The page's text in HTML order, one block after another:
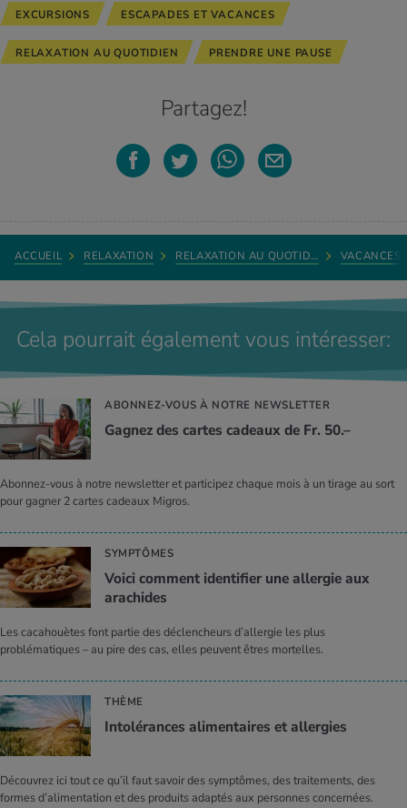
EXCURSIONS ESCAPADES ET VACANCES
RELAXATION AU QUOTIDIEN PRENDRE UNE PAUSE
Partagez!
ACCUEIL RELAXATION RELAXATION AU QUOTID… VACANCES
Cela pourrait également vous intéresser:
ABONNEZ-VOUS À NOTRE NEWSLETTER
Gagnez des cartes cadeaux de Fr. 50.–
Abonnez-vous à notre newsletter et participez chaque mois à un tirage au sort
pour gagner 2 cartes cadeaux Migros.
SYMPTÔMES
Voici comment identifier une allergie aux
arachides
Les cacahouètes font partie des déclencheurs d’allergie les plus
problématiques – au pire des cas, elles peuvent êtres mortelles.
THÈME
Intolérances alimentaires et allergies
Découvrez ici tout ce qu’il faut savoir des symptômes, des traitements, des
formes d’alimentation et des produits adaptés aux personnes concernées.